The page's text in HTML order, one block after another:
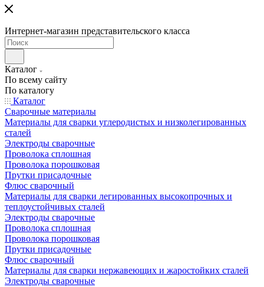
Интернет-магазин представительского класса
Каталог
По всему сайту
По каталогу
Каталог
Сварочные материалы
Материалы для сварки углеродистых и низколегированных
сталей
Электроды сварочные
Проволока сплошная
Проволока порошковая
Прутки присадочные
Флюс сварочный
Материалы для сварки легированных высокопрочных и
теплоустойчивых сталей
Электроды сварочные
Проволока сплошная
Проволока порошковая
Прутки присадочные
Флюс сварочный
Материалы для сварки нержавеющих и жаростойких сталей
Электроды сварочные